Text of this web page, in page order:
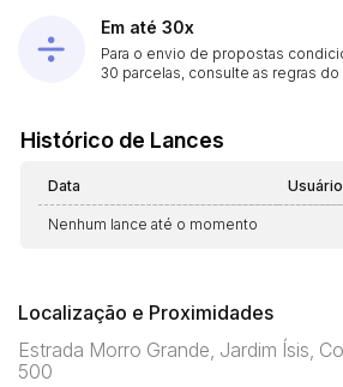
Em até 30x
Para o envio de propostas
30 parcelas, consulte as regras do
Histórico de Lances
Data Usuário
Nenhum lance até o momento
Localização e Proximidades
Estrada Morro Grande, Jardim Ísis,
500